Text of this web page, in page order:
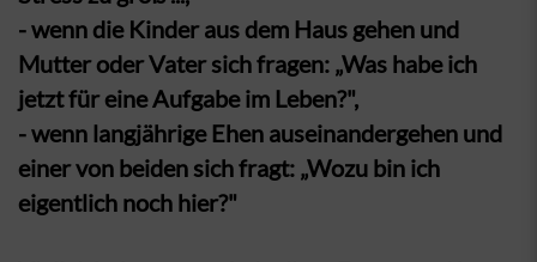
- wenn die Kinder aus dem Haus gehen und
Mutter oder Vater sich fragen: „Was habe ich
jetzt für eine Aufgabe im Leben?",
- wenn langjährige Ehen auseinandergehen und
einer von beiden sich fragt: „Wozu bin ich
eigentlich noch hier?"